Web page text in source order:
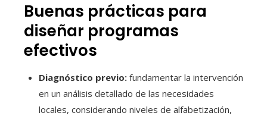
Buenas prácticas para
diseñar programas
efectivos
Diagnóstico previo: fundamentar la intervención
en un análisis detallado de las necesidades
locales, considerando niveles de alfabetización,